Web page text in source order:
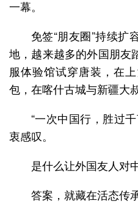
一幕。
免签“朋友圈”持续扩
地，越来越多的外国朋
服体验馆试穿唐装，在
包，在喀什古城与新疆
“一次中国行，胜过
衷感叹。
是什么让外国友人对
答案，就藏在活态传